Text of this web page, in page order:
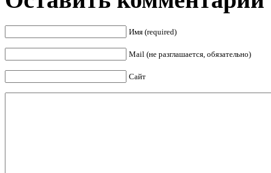
Имя (required)
Mail (не разглашается, обязательно)
Сайт